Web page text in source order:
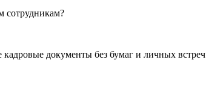
сотрудникам?
документы без бумаг и личных встреч